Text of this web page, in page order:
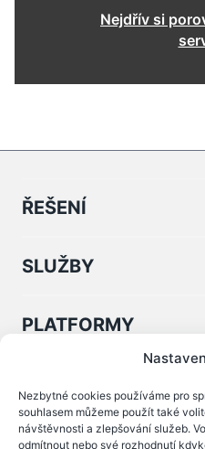
Nezbytné cookies používáme pro
souhlasem můžeme použít také
návštěvnosti a zlepšování služeb.
odmítnout nebo své rozhodnutí
Nejdřív si
ŘEŠENÍ
SLUŽBY
PLATFORMY
PODPORA A